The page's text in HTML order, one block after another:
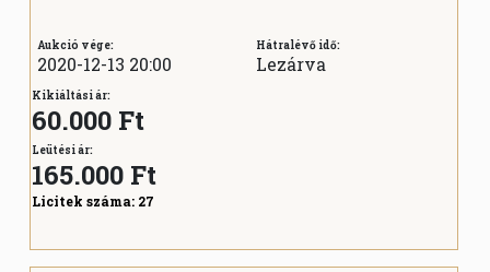
Aukció vége:
2020-12-13 20:00
Hátralévő idő:
Lezárva
Kikiáltási ár:
60.000 Ft
Leütési ár:
165.000 Ft
Licitek száma: 27